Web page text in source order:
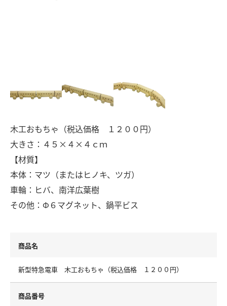
木工おもちゃ（税込価格 １２００円）
大きさ：４５×４×４ｃｍ
【材質】
本体：マツ（またはヒノキ、ツガ）
車輪：ヒバ、南洋広葉樹
その他：Φ６マグネット、鍋平ビス
商品名
新型特急電車 木工おもちゃ（税込価格 １２００円）
商品番号